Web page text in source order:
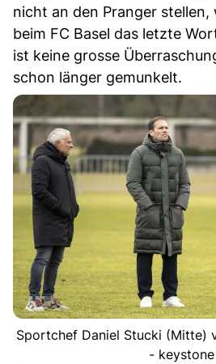
nicht an den Pranger stellen,
beim FC Basel das letzte
ist keine grosse
schon länger gemunkelt.
Sportchef Daniel Stucki (Mitte)
- keystone